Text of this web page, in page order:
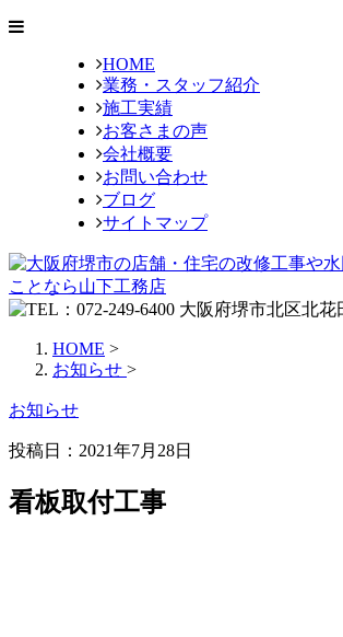
HOME
業務・スタッフ紹介
施工実績
お客さまの声
会社概要
お問い合わせ
ブログ
サイトマップ
HOME >
お知らせ >
お知らせ
投稿日：2021年7月28日
看板取付工事